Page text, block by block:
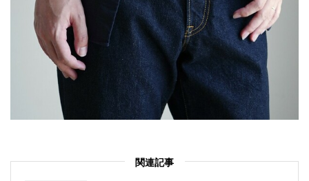
関連記事